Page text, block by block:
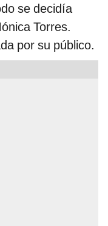
se decidía
Torres.
por su público.